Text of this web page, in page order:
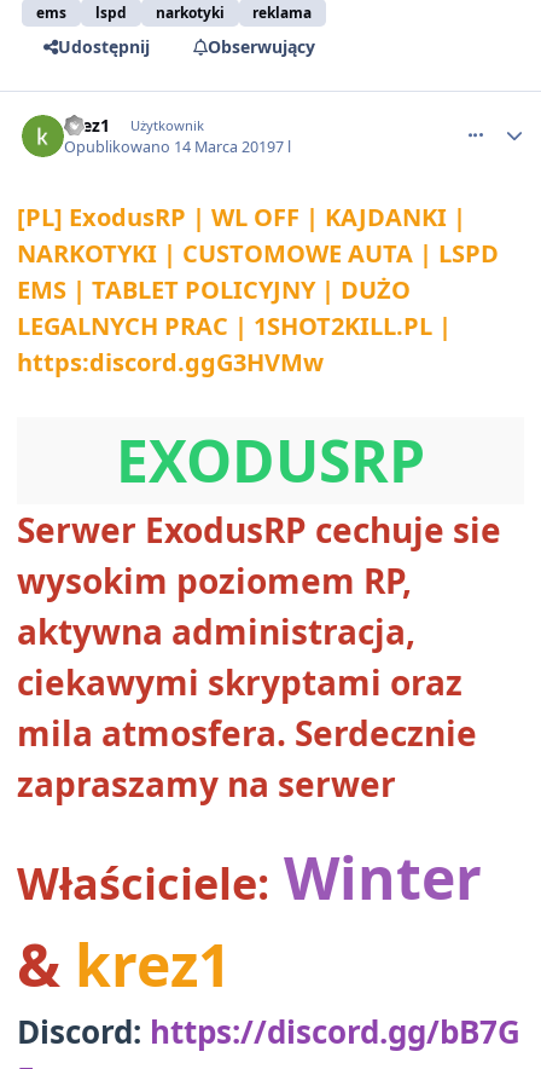
ems lspd narkotyki reklama
Udostępnij Obserwujący
krez1 Użytkownik
Opublikowano 14 Marca 20197 l
[PL] ExodusRP | WL OFF | KAJDANKI |
NARKOTYKI | CUSTOMOWE AUTA | LSPD
EMS | TABLET POLICYJNY | DUŻO
LEGALNYCH PRAC | 1SHOT2KILL.PL |
https:discord.ggG3HVMw
EXODUSRP
Serwer ExodusRP cechuje sie
wysokim poziomem RP,
aktywna administracja,
ciekawymi skryptami oraz
mila atmosfera. Serdecznie
zapraszamy na serwer
Właściciele: Winter
& krez1
Discord: https://discord.gg/bB7G